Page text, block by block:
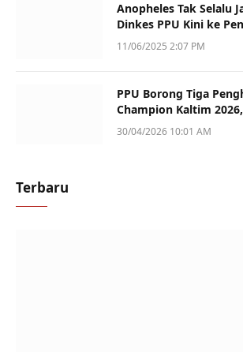
Anopheles Tak Selalu
Dinkes PPU Kini ke
Sotek
11/06/2025 2:07 PM
PPU Borong Tiga
Champion Kaltim
Perempuan Jadi Sorotan
30/04/2026 10:01 AM
Terbaru